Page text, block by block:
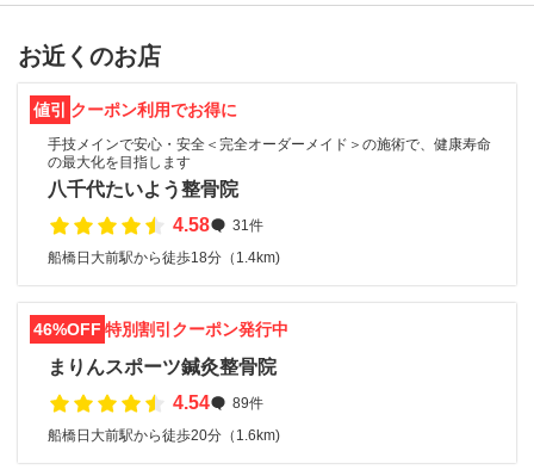
お近くのお店
値引 クーポン利用でお得に
手技メインで安心・安全＜完全オーダーメイド＞の施術で、健康寿命
の最大化を目指します
八千代たいよう整骨院
4.58
31件
船橋日大前駅から徒歩18分（1.4km)
46%OFF 特別割引クーポン発行中
まりんスポーツ鍼灸整骨院
4.54
89件
船橋日大前駅から徒歩20分（1.6km)